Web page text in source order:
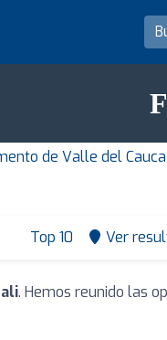
de Valle del Cauca
Top 10 Ver
. Hemos reunido las